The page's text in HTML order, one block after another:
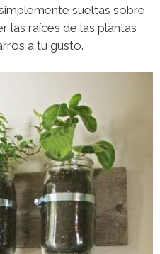
sueltas sobre
las raíces de las plantas
a tu gusto.